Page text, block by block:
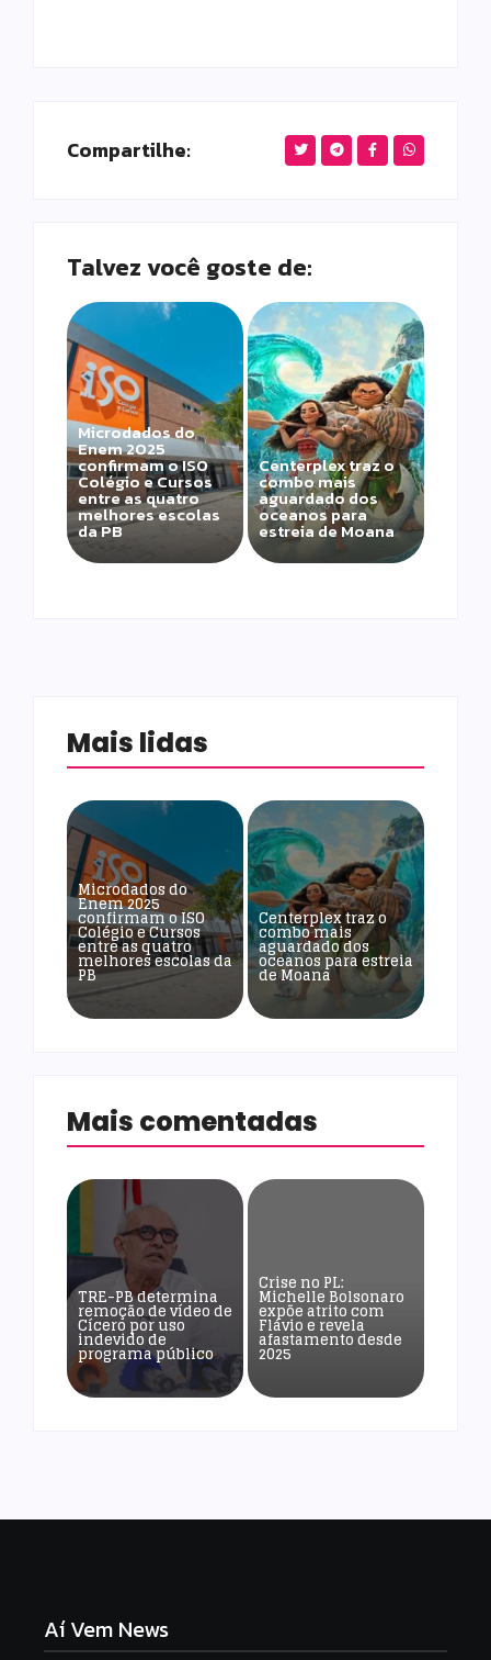
Compartilhe:
Talvez você goste de:
Microdados do
Enem 2025
confirmam o ISO
Colégio e Cursos
entre as quatro
melhores escolas
da PB
Centerplex traz o
combo mais
aguardado dos
oceanos para
estreia de Moana
Mais lidas
Microdados do
Enem 2025
confirmam o ISO
Colégio e Cursos
entre as quatro
melhores escolas da
PB
Centerplex traz o
combo mais
aguardado dos
oceanos para estreia
de Moana
Mais comentadas
TRE-PB determina
remoção de vídeo de
Cícero por uso
indevido de
programa público
Crise no PL:
Michelle Bolsonaro
expõe atrito com
Flávio e revela
afastamento desde
2025
Aí Vem News